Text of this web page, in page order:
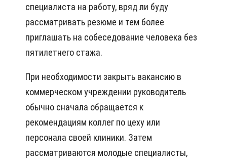
специалиста на работу, вряд ли буду
рассматривать резюме и тем более
приглашать на собеседование человека без
пятилетнего стажа.
При необходимости закрыть вакансию в
коммерческом учреждении руководитель
обычно сначала обращается к
рекомендациям коллег по цеху или
персонала своей клиники. Затем
рассматриваются молодые специалисты,